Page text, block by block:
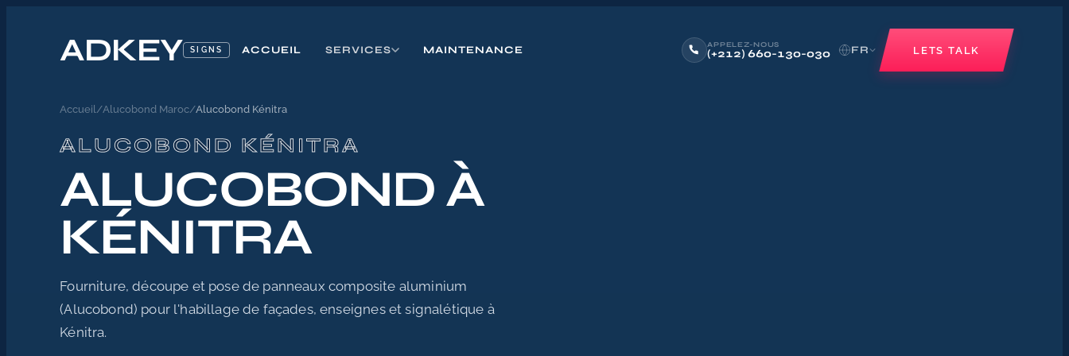
ADKEY SIGNS ACCUEIL SERVICES MAINTENANCE APPELEZ-NOUS
(+212) 660-130-030 FR LETS TALK
Accueil/Alucobond Maroc/Alucobond Kénitra
ALUCOBOND KÉNITRA
ALUCOBOND À
KÉNITRA
Fourniture, découpe et pose de panneaux composite aluminium
(Alucobond) pour l'habillage de façades, enseignes et signalétique à
Kénitra.